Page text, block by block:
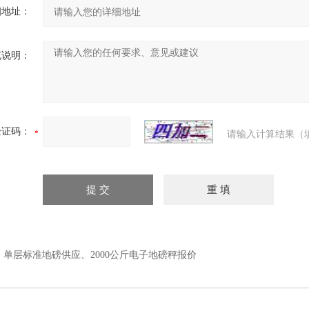
址：
明：
码： 请输入计算结果（
单层标准地磅供应、2000公斤电子地磅秤报价